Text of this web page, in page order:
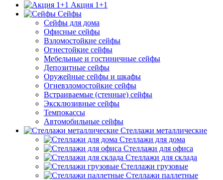
Акция 1+1
Сейфы
Сейфы для дома
Офисные сейфы
Взломостойкие сейфы
Огнестойкие сейфы
Мебельные и гостиничные сейфы
Депозитные сейфы
Оружейные сейфы и шкафы
Огневзломостойкие сейфы
Встраиваемые (стенные) сейфы
Эксклюзивные сейфы
Темпокассы
Автомобильные сейфы
Стеллажи металлические
Стеллажи для дома
Стеллажи для офиса
Стеллажи для склада
Стеллажи грузовые
Стеллажи паллетные